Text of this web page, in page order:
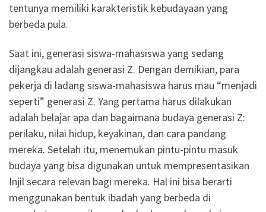
tentunya memiliki karakteristik kebudayaan yang
berbeda pula.
Saat ini, generasi siswa-mahasiswa yang sedang
dijangkau adalah generasi Z. Dengan demikian, para
pekerja di ladang siswa-mahasiswa harus mau “menjadi
seperti” generasi Z. Yang pertama harus dilakukan
adalah belajar apa dan bagaimana budaya generasi Z:
perilaku, nilai hidup, keyakinan, dan cara pandang
mereka. Setelah itu, menemukan pintu-pintu masuk
budaya yang bisa digunakan untuk mempresentasikan
Injil secara relevan bagi mereka. Hal ini bisa berarti
menggunakan bentuk ibadah yang berbeda di